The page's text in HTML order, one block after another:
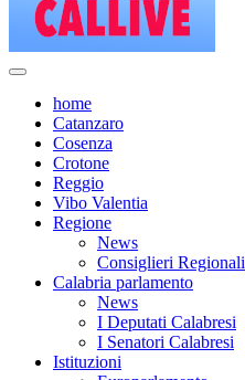
home
Catanzaro
Cosenza
Crotone
Reggio
Vibo Valentia
Regione
News
Consiglieri Regionali
Calabria parlamento
News
I Deputati Calabresi
I Senatori Calabresi
Istituzioni